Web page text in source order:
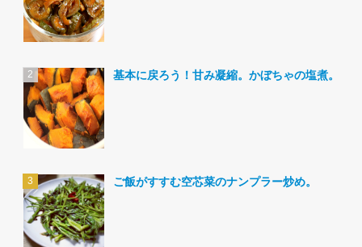
基本に戻ろう！甘み凝縮。かぼちゃの塩煮。
ご飯がすすむ空芯菜のナンプラー炒め。